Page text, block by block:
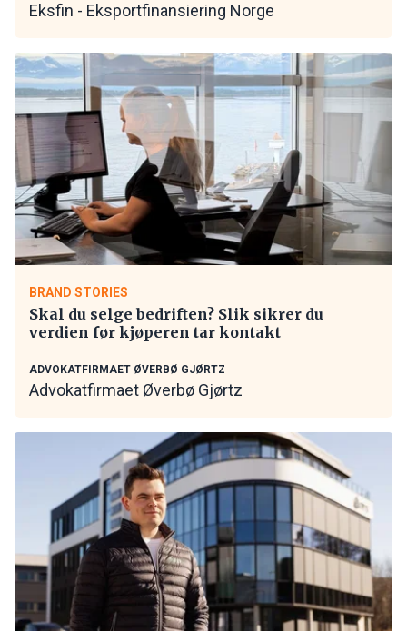
Eksfin - Eksportfinansiering Norge
BRAND STORIES
Skal du selge bedriften? Slik sikrer du
verdien før kjøperen tar kontakt
ADVOKATFIRMAET ØVERBØ GJØRTZ
Advokatfirmaet Øverbø Gjørtz